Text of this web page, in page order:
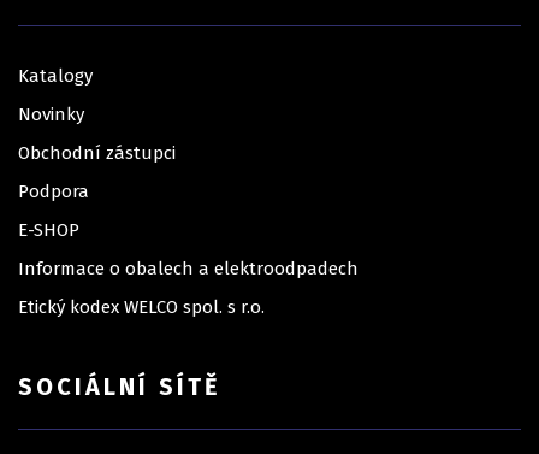
Katalogy
Novinky
Obchodní zástupci
Podpora
E-SHOP
Informace o obalech a elektroodpadech
Etický kodex WELCO spol. s r.o.
SOCIÁLNÍ SÍTĚ